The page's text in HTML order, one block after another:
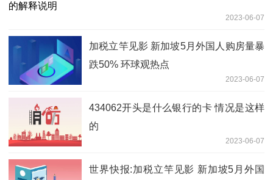
2023-06-07
加税立竿见影 新加坡5月外国人购房量暴
跌50% 环球观热点
2023-06-07
434062开头是什么银行的卡 情况是这样
的
2023-06-07
世界快报:加税立竿见影 新加坡5月外国